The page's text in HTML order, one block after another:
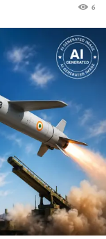
6